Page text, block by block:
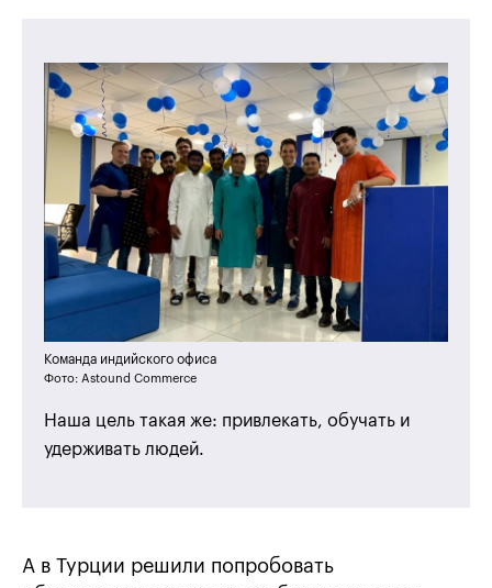
Команда индийского офиса
Фото: Astound Commerce
Наша цель такая же: привлекать, обучать и
удерживать людей.
А в Турции решили попробовать